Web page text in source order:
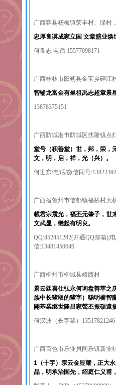
广西容县杨梅镇荣丰村、绿村
忠厚良谟成家立国 文章盛业焕
何良志 电话 15577098171
广西桂林市阳朔县金宝乡碎江
智辅龙富金有呈祖禹志超章景
13878375151
广西防城港市防城区扶隆镇点
堂号（积善堂）世，邦，荣，
文，明，启，祥，光（兴）。
何世东:电话/微信同号
广西省贺州市信都镇福桥村大
載君宗震光，福丕元肇子，世
文武显，继起有明良。
QQ:452451292(开通QQ邮箱);
信:13481450646
广西柳州市柳城县靖西村
景云廷喜仕弘永何询盘善萃之
族中长辈取的辈字）聪明睿智
開基業继世隆昌家聲丕振硕遠
何汉波（长字辈）13517821246
广西百色市乐业貝同乐镇新业
1（十字）宗云金显耀，正大
品，明承治国先，绍庭仁义甫